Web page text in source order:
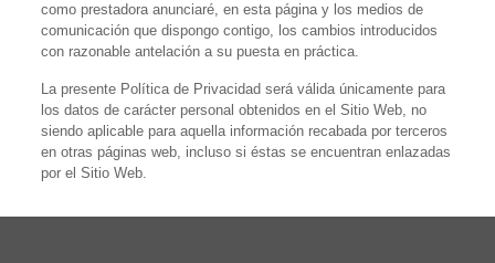
como prestadora anunciaré, en esta página y los medios de
comunicación que dispongo contigo, los cambios introducidos
con razonable antelación a su puesta en práctica.
La presente Política de Privacidad será válida únicamente para
los datos de carácter personal obtenidos en el Sitio Web, no
siendo aplicable para aquella información recabada por terceros
en otras páginas web, incluso si éstas se encuentran enlazadas
por el Sitio Web.